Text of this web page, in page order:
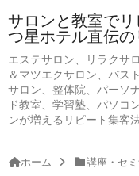
サロンと教室で
つ星ホテル直伝
エステサロン、リラクサ
＆マツエクサロン、バス
サロン、整体院、パーソ
ド教室、学習塾、パソコ
ンが増えるリピート集客
ホーム 講座・セ